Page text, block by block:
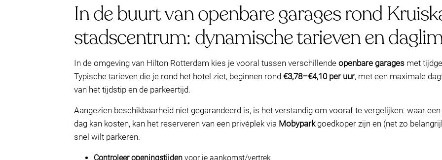
In de buurt van openbare garages rond
stadscentrum: dynamische tarieven en
In de omgeving van Hilton Rotterdam kies je vooral tussen verschillende openbare garages met
Typische tarieven die je rond het hotel ziet, beginnen rond €3,78–€4,10 per uur, met een maximale
van het tijdstip en de parkeertijd.
Aangezien beschikbaarheid niet gegarandeerd is, is het verstandig om vooraf te vergelijken: waar
dag kan kosten, kan het reserveren van een privéplek via Mobyparkgoedkoper zijn en (net zo
snel wilt parkeren.
Controleer openingstijden voor je aankomst/vertrek